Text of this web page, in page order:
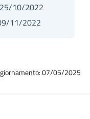
25/10/2022
11/2022
07/05/2025